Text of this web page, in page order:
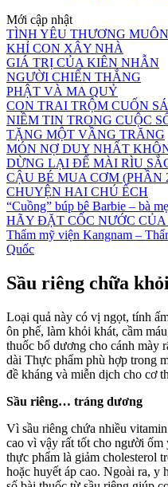
Mới cập nhật
TÌNH YÊU THƯƠNG
KHỈ CON XÂY NHÀ
GIÁ TRỊ CỦA KIÊN NHẪN
NGƯỜI CHIẾN THẮNG
PHẬT VÀ MA QUỶ
CON TRAI TRỘM CUỐN
NIỀM TIN TRONG CUỘC
TẶNG MỘT VẦNG TRĂNG
MÓN NỢ DUY NHẤT
DỪNG LẠI ĐỂ MÀI RÌU
CẬU BÉ MUA CƠM (PHẦN
CHUYỆN HAI CHÚ ẾCH
“Cuồng” búp bê Barbie – bà
HÃY ĐẶT CỐC NƯỚC
Thẩm mỹ viện Kangnam –
Quốc
Sầu riêng chữa
Loại quả này có vị ngọt, tính
ôn phế, làm khỏi khát, cầm
thuốc bổ dương cho cánh mày
dài Thực phẩm phù hợp trong
đề kháng và miễn dịch cho cơ
Sầu riêng… tráng dương
Vì sầu riêng chứa nhiều
cao vì vậy rất tốt cho người ốm
thực phẩm là giảm cholesterol
hoặc huyết áp cao. Ngoài ra, y